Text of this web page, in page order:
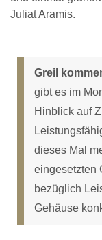
Juliat Aramis.
Greil
gibt es im
Hinblick auf
dieses Mal
eingesetzten
bezüglich
Gehäuse